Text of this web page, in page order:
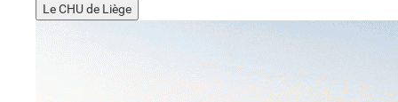
Le CHU de Liège